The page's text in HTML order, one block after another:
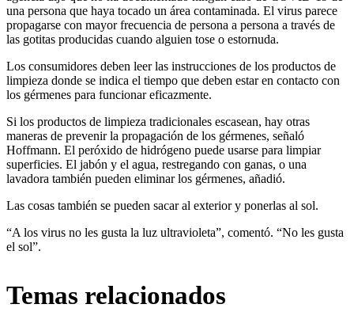
una persona que haya tocado un área contaminada. El virus parece
propagarse con mayor frecuencia de persona a persona a través de
las gotitas producidas cuando alguien tose o estornuda.
Los consumidores deben leer las instrucciones de los productos de
limpieza donde se indica el tiempo que deben estar en contacto con
los gérmenes para funcionar eficazmente.
Si los productos de limpieza tradicionales escasean, hay otras
maneras de prevenir la propagación de los gérmenes, señaló
Hoffmann. El peróxido de hidrógeno puede usarse para limpiar
superficies. El jabón y el agua, restregando con ganas, o una
lavadora también pueden eliminar los gérmenes, añadió.
Las cosas también se pueden sacar al exterior y ponerlas al sol.
“A los virus no les gusta la luz ultravioleta”, comentó. “No les gusta
el sol”.
Temas relacionados